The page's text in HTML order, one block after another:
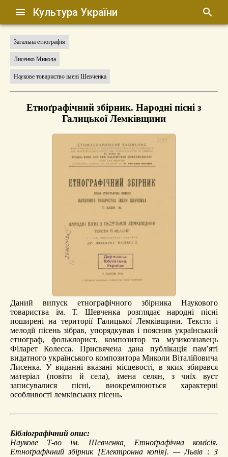
Культура України
Загальна етнографія
Лисенко Микола
Наукове товариство імені Шевченка
Етноґрафічний збірник. Народні пісні з
Галицької Лемківщини
Даний випуск етнографічного збірника Наукового
товариства ім. Т. Шевченка розглядає народні пісні
поширені на території Галицької Лемківщини. Тексти і
мелодії пісень зібрав, упорядкував і пояснив український
етнограф, фольклорист, композитор та музикознавець
Філарет Колесса. Присвячена дана публікація пам’яті
видатного українського композитора Миколи Віталійовича
Лисенка. У виданні вказані місцевості, в яких збирався
матеріал (повіти й села), імена селян, з чиїх вуст
записувалися пісні, виокремлюються характерні
особливості лемківських пісень.
Бібліографічний опис:
Наукове Т-во ім. Шевченка, Етноґрафічна комісія.
Етноґрафічний збірник[Електронна копія]. — Львів : З